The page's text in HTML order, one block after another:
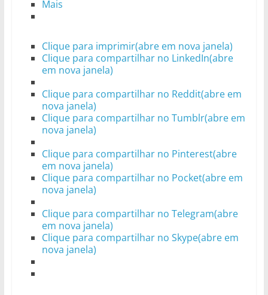
Mais
Clique para imprimir(abre em nova janela)
Clique para compartilhar no LinkedIn(abre
em nova janela)
Clique para compartilhar no Reddit(abre em
nova janela)
Clique para compartilhar no Tumblr(abre em
nova janela)
Clique para compartilhar no Pinterest(abre
em nova janela)
Clique para compartilhar no Pocket(abre em
nova janela)
Clique para compartilhar no Telegram(abre
em nova janela)
Clique para compartilhar no Skype(abre em
nova janela)